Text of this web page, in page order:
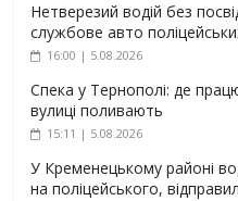
Нетверезий водій без
службове авто
16:00 | 5.08.2026
Спека у Тернополі: де
вулиці поливають
15:11 | 5.08.2026
У Кременецькому районі
на поліцейського,